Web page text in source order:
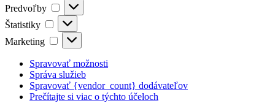
Predvoľby
Predvoľby
Štatistiky Štatistiky
Marketing Marketing
Spravovať možnosti
Správa služieb
Spravovať {vendor_count} dodávateľov
Prečítajte si viac o týchto účeloch